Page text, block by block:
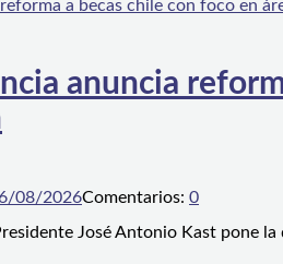
anuncia
08/2026Comentarios: 0
José Antonio Kast pone